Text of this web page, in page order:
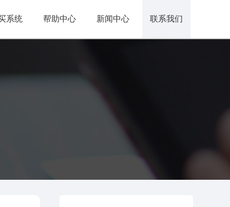
系统 帮助中心 新闻中心 联系我们